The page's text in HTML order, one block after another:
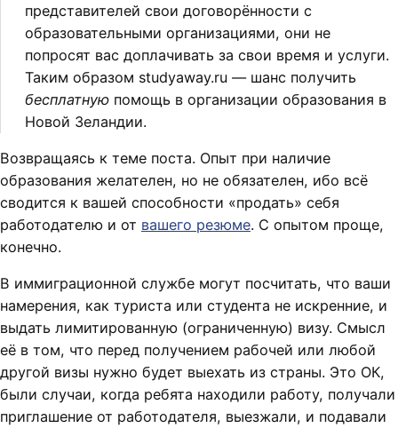
представителей свои договорённости с
образовательными организациями, они не
попросят вас доплачивать за свои время и услуги.
Таким образом studyaway.ru — шанс получить
бесплатнуюпомощь в организации образования в
Новой Зеландии.
Возвращаясь к теме поста. Опыт при наличие
образования желателен, но не обязателен, ибо всё
сводится к вашей способности «продать» себя
работодателю и от вашего резюме. С опытом проще,
конечно.
В иммиграционной службе могут посчитать, что ваши
намерения, как туриста или студента не искренние, и
выдать лимитированную (ограниченную) визу. Смысл
её в том, что перед получением рабочей или любой
другой визы нужно будет выехать из страны. Это ОК,
были случаи, когда ребята находили работу, получали
приглашение от работодателя, выезжали, и подавали